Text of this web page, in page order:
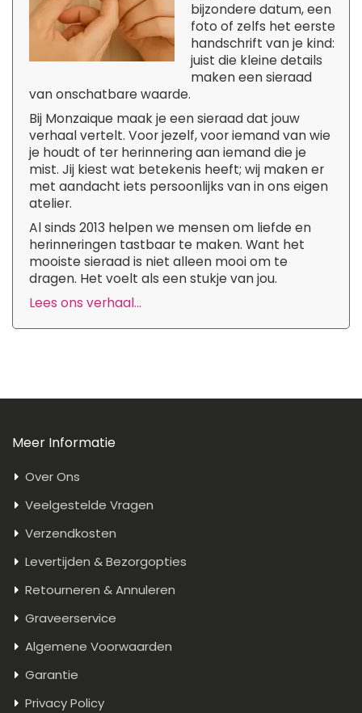
bijzondere datum, een
foto of zelfs het eerste
handschrift van je kind:
juist die kleine details
maken een sieraad
van onschatbare waarde.
Bij Monzaique maak je een sieraad dat jouw
verhaal vertelt. Voor jezelf, voor iemand van wie
je houdt of ter herinnering aan iemand die je
mist. Jij kiest wat betekenis heeft; wij maken er
met aandacht iets persoonlijks van in ons eigen
atelier.
Al sinds 2013 helpen we mensen om liefde en
herinneringen tastbaar te maken. Want het
mooiste sieraad is niet alleen mooi om te
dragen. Het voelt als een stukje van jou.
Lees ons verhaal...
Meer Informatie
Over Ons
Veelgestelde Vragen
Verzendkosten
Levertijden & Bezorgopties
Retourneren & Annuleren
Graveerservice
Algemene Voorwaarden
Garantie
Privacy Policy